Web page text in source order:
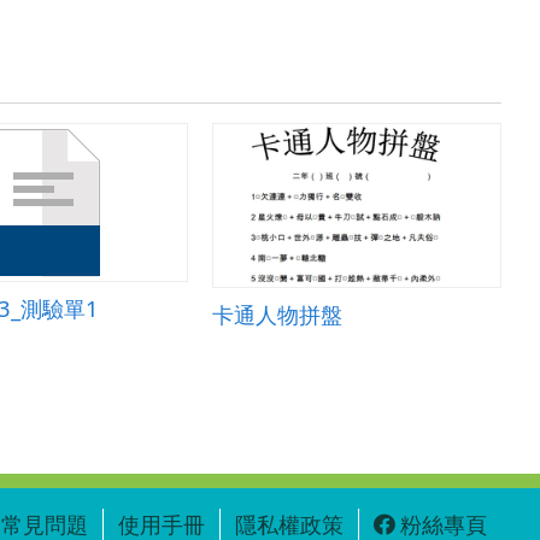
測驗單1 卡通人物拼盤
常見問題 使用手冊 隱私權政策 粉絲專頁